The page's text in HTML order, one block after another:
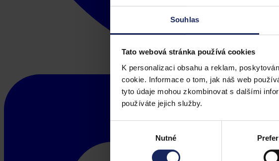
Souhlas
Tato webová stránka používá cookies
K personalizaci obsahu a reklam,
cookie. Informace o tom, jak náš web
tyto údaje mohou zkombinovat s dalšími
používáte jejich služby.
Nutné